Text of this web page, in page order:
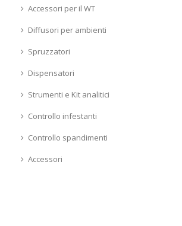
Accessori per il WT
Diffusori per ambienti
Spruzzatori
Dispensatori
Strumenti e Kit analitici
Controllo infestanti
Controllo spandimenti
Accessori